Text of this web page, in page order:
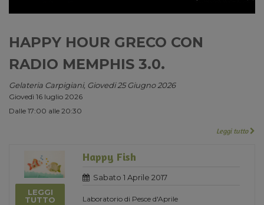
HAPPY HOUR GRECO CON
RADIO MEMPHIS 3.0.
Gelateria Carpigiani, Giovedi 25 Giugno 2026
Giovedì 16 luglio 2026
Dalle 17:00 alle 20:30
Leggi tutto
LEGGI
TUTTO
Happy Fish
Sabato 1 Aprile 2017
Laboratorio di Pesce d'Aprile